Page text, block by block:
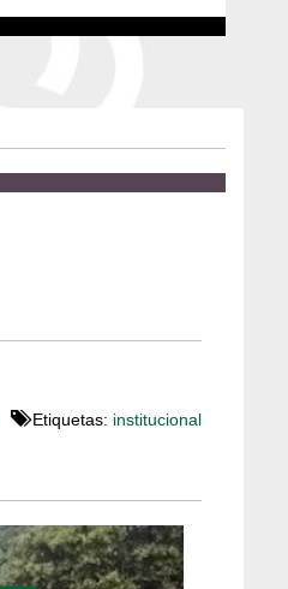
Etiquetas: institucional